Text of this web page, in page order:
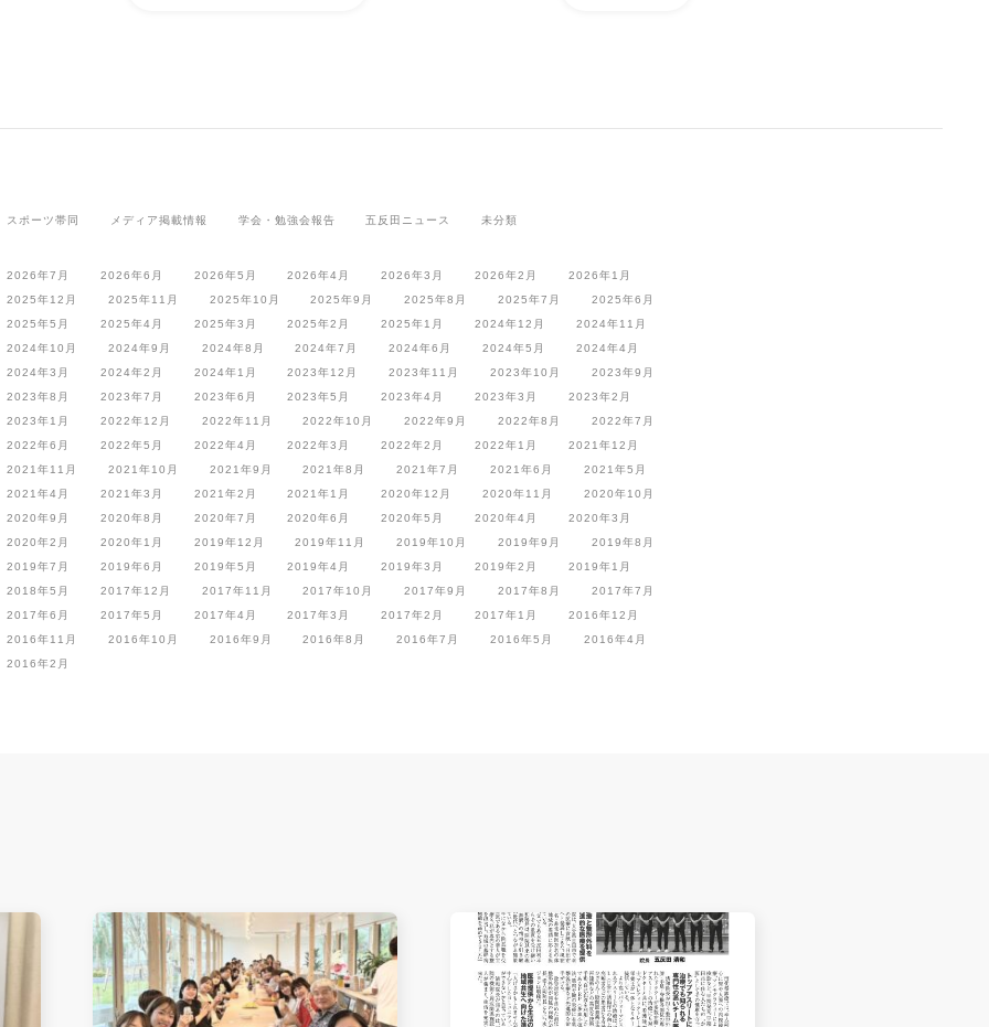
スポーツ帯同 メディア掲載情報 学会・勉強会報告 五反田ニュース 未分類
2026年7月 2026年6月 2026年5月 2026年4月 2026年3月 2026年2月
2026年1月
2025年12月
2025年11月 2025年10月 2025年9月 2025年8月 2025年7月
2025年6月
2025年5月
2025年4月 2025年3月 2025年2月 2025年1月 2024年12月
2024年11月
2024年10月
2024年9月 2024年8月 2024年7月 2024年6月 2024年5月
2024年4月
2024年3月
2024年2月 2024年1月 2023年12月 2023年11月 2023年10月
2023年9月
2023年8月
2023年7月 2023年6月 2023年5月 2023年4月 2023年3月
2023年2月
2023年1月
2022年12月 2022年11月 2022年10月 2022年9月 2022年8月
2022年7月
2022年6月
2022年5月 2022年4月 2022年3月 2022年2月 2022年1月
2021年12月
2021年11月
2021年10月 2021年9月 2021年8月 2021年7月 2021年6月
2021年5月
2021年4月
2021年3月 2021年2月 2021年1月 2020年12月 2020年11月
2020年10月
2020年9月
2020年8月 2020年7月 2020年6月 2020年5月 2020年4月
2020年3月
2020年2月
2020年1月 2019年12月 2019年11月 2019年10月 2019年9月
2019年8月
2019年7月
2019年6月 2019年5月 2019年4月 2019年3月 2019年2月
2019年1月
2018年5月
2017年12月 2017年11月 2017年10月 2017年9月 2017年8月
2017年7月
2017年6月
2017年5月 2017年4月 2017年3月 2017年2月 2017年1月
2016年12月
2016年11月
2016年10月 2016年9月 2016年8月 2016年7月 2016年5月
2016年4月
2016年2月